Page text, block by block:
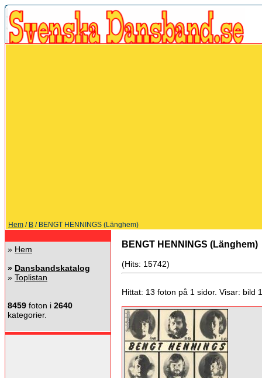
Hem / B / BENGT HENNINGS (Länghem)
» Hem
» Dansbandskatalog
» Toplistan
8459 foton i 2640
kategorier.
BENGT HENNINGS (Länghem)
(Hits: 15742)
Hittat: 13 foton på 1 sidor. Visar: bild